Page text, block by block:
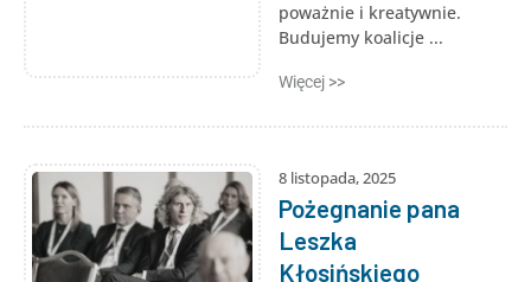
poważnie i kreatywnie.
Budujemy koalicje ...
Więcej >>
8 listopada, 2025
Pożegnanie pana
Leszka
Kłosińskiego